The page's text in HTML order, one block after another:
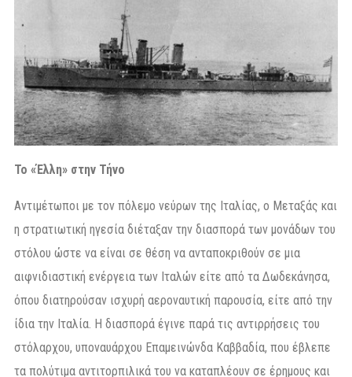
Το «Έλλη» στην Τήνο
Αντιμέτωποι με τον πόλεμο νεύρων της Ιταλίας, ο Μεταξάς και
η στρατιωτική ηγεσία διέταξαν την διασπορά των μονάδων του
στόλου ώστε να είναι σε θέση να ανταποκριθούν σε μια
αιφνιδιαστική ενέργεια των Ιταλών είτε από τα Δωδεκάνησα,
όπου διατηρούσαν ισχυρή αεροναυτική παρουσία, είτε από την
ίδια την Ιταλία. Η διασπορά έγινε παρά τις αντιρρήσεις του
στόλαρχου, υποναυάρχου Επαμεινώνδα Καββαδία, που έβλεπε
τα πολύτιμα αντιτορπιλικά του να καταπλέουν σε έρημους και